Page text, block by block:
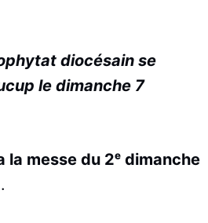
diocésain se
le dimanche 7
messe du 2ᵉ dimanche
.